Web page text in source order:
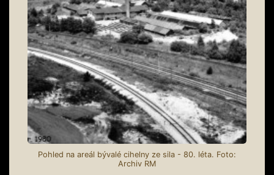
Pohled na areál bývalé cihelny ze sila - 80. léta. Foto:
Archiv RM